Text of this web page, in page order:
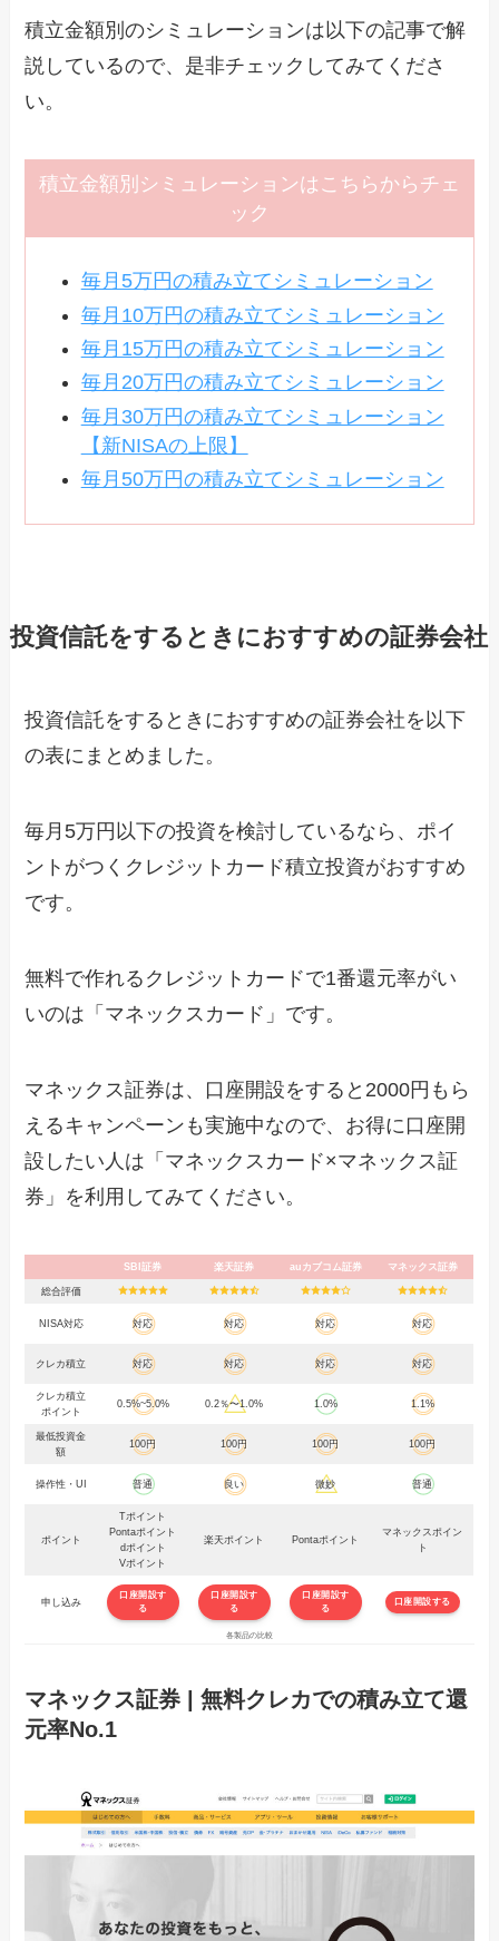
積立金額別のシミュレーションは以下の記事で解
説しているので、是非チェックしてみてくださ
い。
積立金額別シミュレーションはこちらからチェ
ック
毎月5万円の積み立てシミュレーション
毎月10万円の積み立てシミュレーション
毎月15万円の積み立てシミュレーション
毎月20万円の積み立てシミュレーション
毎月30万円の積み立てシミュレーション
【新NISAの上限】
毎月50万円の積み立てシミュレーション
投資信託をするときにおすすめの証券会社
投資信託をするときにおすすめの証券会社を以下
の表にまとめました。
毎月5万円以下の投資を検討しているなら、ポイ
ントがつくクレジットカード積立投資がおすすめ
です。
無料で作れるクレジットカードで1番還元率がい
いのは「マネックスカード」です。
マネックス証券は、口座開設をすると2000円もら
えるキャンペーンも実施中なので、お得に口座開
設したい人は「マネックスカード×マネックス証
券」を利用してみてください。
SBI証券 楽天証券 auカブコム証券 マネックス証券
総合評価
NISA対応 対応 対応 対応 対応
クレカ積立 対応 対応 対応 対応
クレカ積立
ポイント
0.5%~5.0% 0.2％〜1.0% 1.0% 1.1%
最低投資金
額
100円 100円 100円 100円
操作性・UI 普通 良い 微妙 普通
ポイント
Tポイント
Pontaポイント
dポイント
Vポイント
楽天ポイント Pontaポイント
マネックスポイン
ト
申し込み
口座開設す
る
口座開設す
る
口座開設す
る
口座開設する
各製品の比較
マネックス証券 | 無料クレカでの積み立て還
元率No.1